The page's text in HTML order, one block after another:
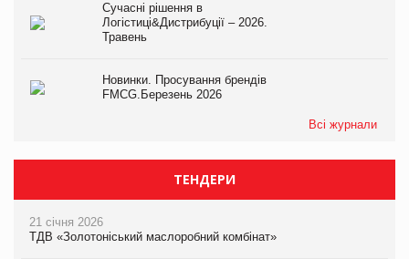
Сучасні рішення в
Логістиці&Дистрибуції – 2026.
Травень
Новинки. Просування брендів
FMCG.Березень 2026
Всі журнали
ТЕНДЕРИ
21 січня 2026
ТДВ «Золотоніський маслоробний комбінат»